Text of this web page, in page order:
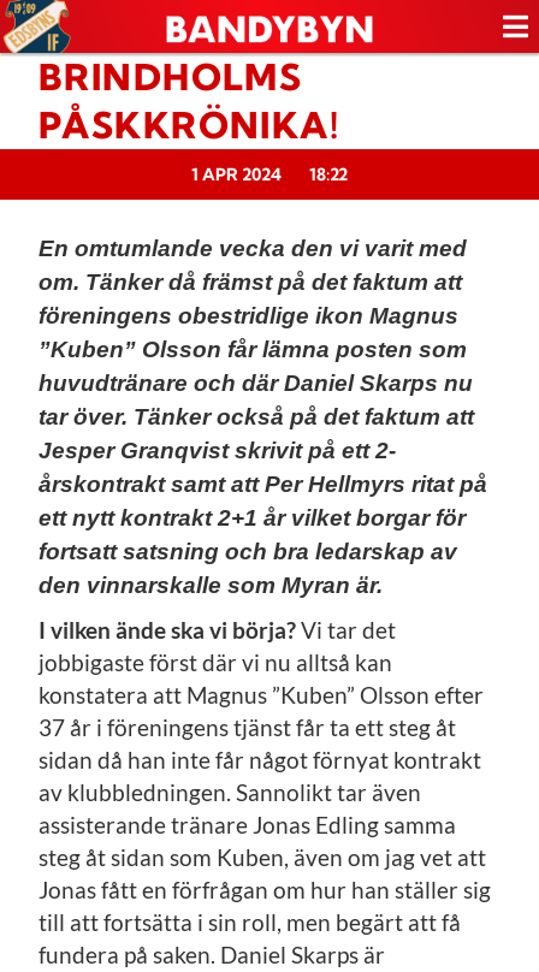
BRINDHOLMS
PÅSKKRÖNIKA!
1 APR 2024 18:22
En omtumlande vecka den vi varit med
om. Tänker då främst på det faktum att
föreningens obestridlige ikon Magnus
”Kuben” Olsson får lämna posten som
huvudtränare och där Daniel Skarps nu
tar över. Tänker också på det faktum att
Jesper Granqvist skrivit på ett 2-
årskontrakt samt att Per Hellmyrs ritat på
ett nytt kontrakt 2+1 år vilket borgar för
fortsatt satsning och bra ledarskap av
den vinnarskalle som Myran är.
I vilken ände ska vi börja?Vi tar det
jobbigaste först där vi nu alltså kan
konstatera att Magnus ”Kuben” Olsson efter
37 år i föreningens tjänst får ta ett steg åt
sidan då han inte får något förnyat kontrakt
av klubbledningen. Sannolikt tar även
assisterande tränare Jonas Edling samma
steg åt sidan som Kuben, även om jag vet att
Jonas fått en förfrågan om hur han ställer sig
till att fortsätta i sin roll, men begärt att få
fundera på saken. Daniel Skarps är